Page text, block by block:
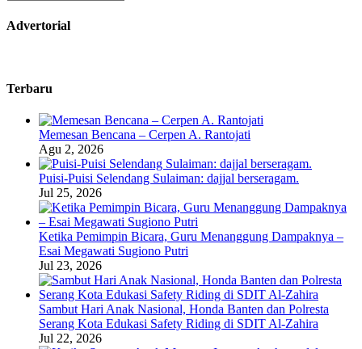
Advertorial
Terbaru
Memesan Bencana – Cerpen A. Rantojati
Agu 2, 2026
Puisi-Puisi Selendang Sulaiman: dajjal berseragam.
Jul 25, 2026
Ketika Pemimpin Bicara, Guru Menanggung Dampaknya –
Esai Megawati Sugiono Putri
Jul 23, 2026
Sambut Hari Anak Nasional, Honda Banten dan Polresta
Serang Kota Edukasi Safety Riding di SDIT Al-Zahira
Jul 22, 2026